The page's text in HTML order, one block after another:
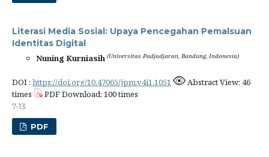
Literasi Media Sosial: Upaya Pencegahan Pemalsuan
Identitas Digital
Nuning Kurniasih (Universitas Padjadjaran, Bandung, Indonesia)
DOI : https://doi.org/10.47065/jpm.v4i1.1051
Abstract View: 46
times
PDF Download: 100 times
7-13
PDF